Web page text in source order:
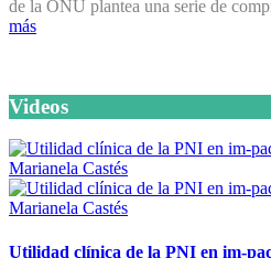
de la ONU plantea una serie de
más
Videos
Utilidad clínica de la PNI en im-